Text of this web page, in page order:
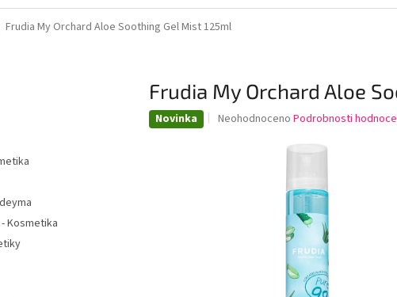
Frudia My Orchard Aloe Soothing Gel Mist 125ml
- Kosmetika
Frudia My Orchard Aloe
Novinka
Průměrné
Neohodnoceno Podrobnosti